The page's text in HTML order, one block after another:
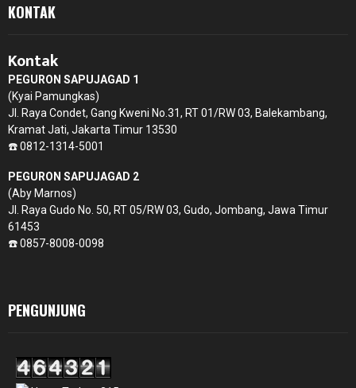
KONTAK
Kontak
PEGURON SAPUJAGAD 1
(Kyai Pamungkas)
Jl. Raya Condet, Gang Kweni No.31, RT 01/RW 03, Balekambang,
Kramat Jati, Jakarta Timur 13530
☎️ 0812-1314-5001
PEGURON SAPUJAGAD 2
(Aby Marnos)
Jl. Raya Gudo No. 50, RT 05/RW 03, Gudo, Jombang, Jawa Timur
61453
☎️ 0857-8008-0098
PENGUNJUNG